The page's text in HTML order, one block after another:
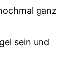
ganz
sein und